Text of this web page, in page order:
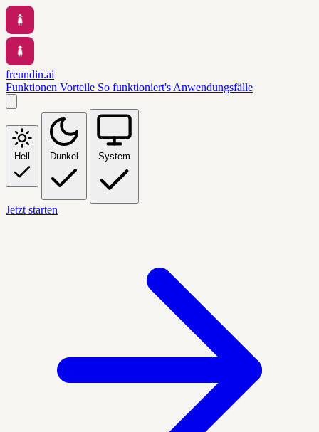
freundin.ai
Funktionen Vorteile So funktioniert's Anwendungsfälle
Hell Dunkel System
Jetzt starten